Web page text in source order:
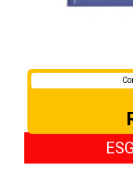
PASTA